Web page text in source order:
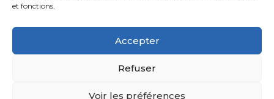
et fonctions.
Accepter
Refuser
Voir les préférences
26 mail Pablo Picasso,
44000 Nantes